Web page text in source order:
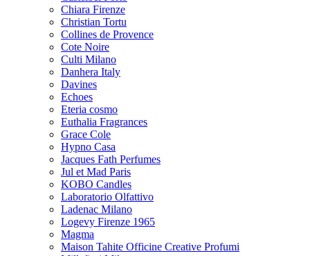
Chiara Firenze
Christian Tortu
Collines de Provence
Cote Noire
Culti Milano
Danhera Italy
Davines
Echoes
Eteria cosmo
Euthalia Fragrances
Grace Cole
Hypno Casa
Jacques Fath Perfumes
Jul et Mad Paris
KOBO Candles
Laboratorio Olfattivo
Ladenac Milano
Logevy Firenze 1965
Magma
Maison Tahite Officine Creative Profumi